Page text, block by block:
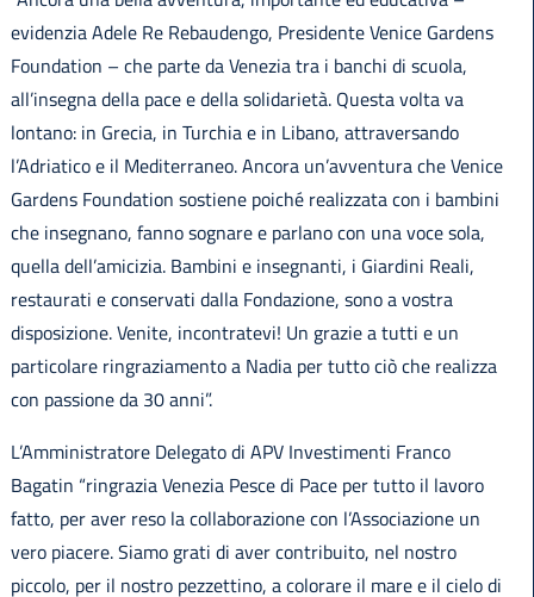
evidenzia Adele Re Rebaudengo, Presidente Venice Gardens
Foundation – che parte da Venezia tra i banchi di scuola,
all’insegna della pace e della solidarietà. Questa volta va
lontano: in Grecia, in Turchia e in Libano, attraversando
l’Adriatico e il Mediterraneo. Ancora un’avventura che Venice
Gardens Foundation sostiene poiché realizzata con i bambini
che insegnano, fanno sognare e parlano con una voce sola,
quella dell’amicizia. Bambini e insegnanti, i Giardini Reali,
restaurati e conservati dalla Fondazione, sono a vostra
disposizione. Venite, incontratevi! Un grazie a tutti e un
particolare ringraziamento a Nadia per tutto ciò che realizza
con passione da 30 anni”.
L’Amministratore Delegato di APV Investimenti Franco
Bagatin “ringrazia Venezia Pesce di Pace per tutto il lavoro
fatto, per aver reso la collaborazione con l’Associazione un
vero piacere. Siamo grati di aver contribuito, nel nostro
piccolo, per il nostro pezzettino, a colorare il mare e il cielo di